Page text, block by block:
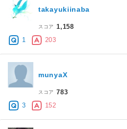
takayukiinaba
スコア
1,158
1
203
munyaX
スコア
783
3
152